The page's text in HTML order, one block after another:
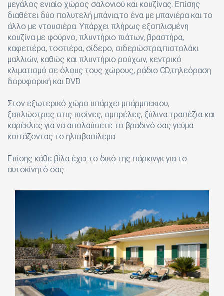
μεγάλος ενιαίο χώρος σαλονιού και κουζίνας. Επίσης
διαθέτει δύο πολυτελή μπάνια,το ένα με μπανιέρα και το
άλλο με ντουσιέρα. Υπάρχει πλήρως εξοπλισμένη
κουζίνα με φούρνο, πλυντήριο πιάτων, βραστήρα,
καφετιέρα, τοστιέρα, σίδερο, σιδερώστρα,πιστολάκι
μαλλιών, καθώς και πλυντήριο ρούχων, κεντρικό
κλιματισμό σε όλους τους χώρους, ράδιο CD,τηλεόραση
δορυφορική και DVD
Στον εξωτερικό χώρο υπάρχει μπάρμπεκιου,
ξαπλώστρες στις πισίνες, ομπρέλες, ξύλινα τραπέζια και
καρέκλες για να απολαύσετε το βραδινό σας γεύμα
κοιτάζοντας το ηλιοβασίλεμα.
Επίσης κάθε βίλα έχει το δικό της πάρκινγκ για το
αυτοκίνητό σας.